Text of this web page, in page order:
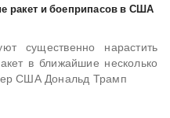
ракет и боеприпасов в США
существенно нарастить
в ближайшие несколько
США Дональд Трамп